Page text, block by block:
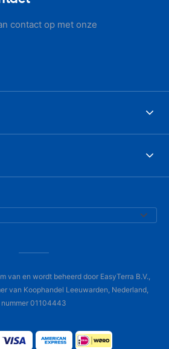
contact op met onze
van en wordt beheerd door EasyTerra B.V.,
van Koophandel Leeuwarden, Nederland,
nummer 01104443